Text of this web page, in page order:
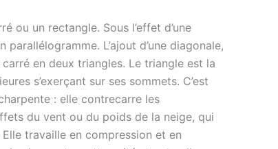
ou un rectangle. Sous l’effet d’une
L’ajout d’une diagonale,
en deux triangles. Le triangle est la
s’exerçant sur ses sommets. C’est
: elle contrecarre les
du vent ou du poids de la neige, qui
travaille en compression et en